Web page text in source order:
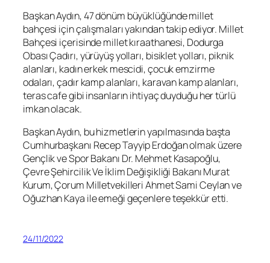
Başkan Aydın, 47 dönüm büyüklüğünde millet
bahçesi için çalışmaları yakından takip ediyor. Millet
Bahçesi içerisinde millet kıraathanesi, Dodurga
Obası Çadırı, yürüyüş yolları, bisiklet yolları, piknik
alanları, kadın erkek mescidi, çocuk emzirme
odaları, çadır kamp alanları, karavan kamp alanları,
teras cafe gibi insanların ihtiyaç duyduğu her türlü
imkan olacak.
Başkan Aydın, bu hizmetlerin yapılmasında başta
Cumhurbaşkanı Recep Tayyip Erdoğan olmak üzere
Gençlik ve Spor Bakanı Dr. Mehmet Kasapoğlu,
Çevre Şehircilik Ve İklim Değişikliği Bakanı Murat
Kurum, Çorum Milletvekilleri Ahmet Sami Ceylan ve
Oğuzhan Kaya ile emeği geçenlere teşekkür etti.
24/11/2022